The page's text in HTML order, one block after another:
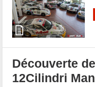
Découverte
12Cilindri